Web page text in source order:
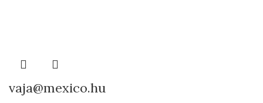
vaja@mexico.hu